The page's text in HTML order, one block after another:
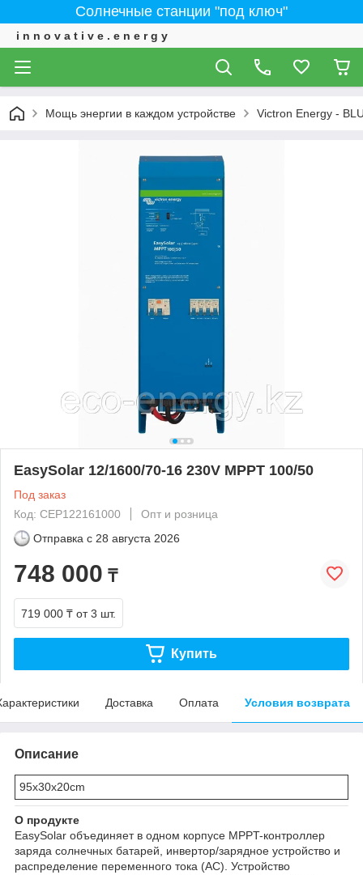
Солнечные станции "под ключ"
i n n o v a t i v e . e n e r g y
Мощь энергии в каждом устройстве Victron Energy -
EasySolar 12/1600/70-16 230V MPPT 100/50
Под заказ
Код: CEP122161000
Опт и розница
Отправка с 28 августа 2026
748 000 ₸
719 000 ₸ от 3 шт.
Купить
Доставка Оплата Условия возврата
Описание
95x30x20cm
О продукте
EasySolar объединяет в одном корпусе MPPT-контроллер
заряда солнечных батарей, инвертор/зарядное устройство и
распределение переменного тока (AC). Устройство